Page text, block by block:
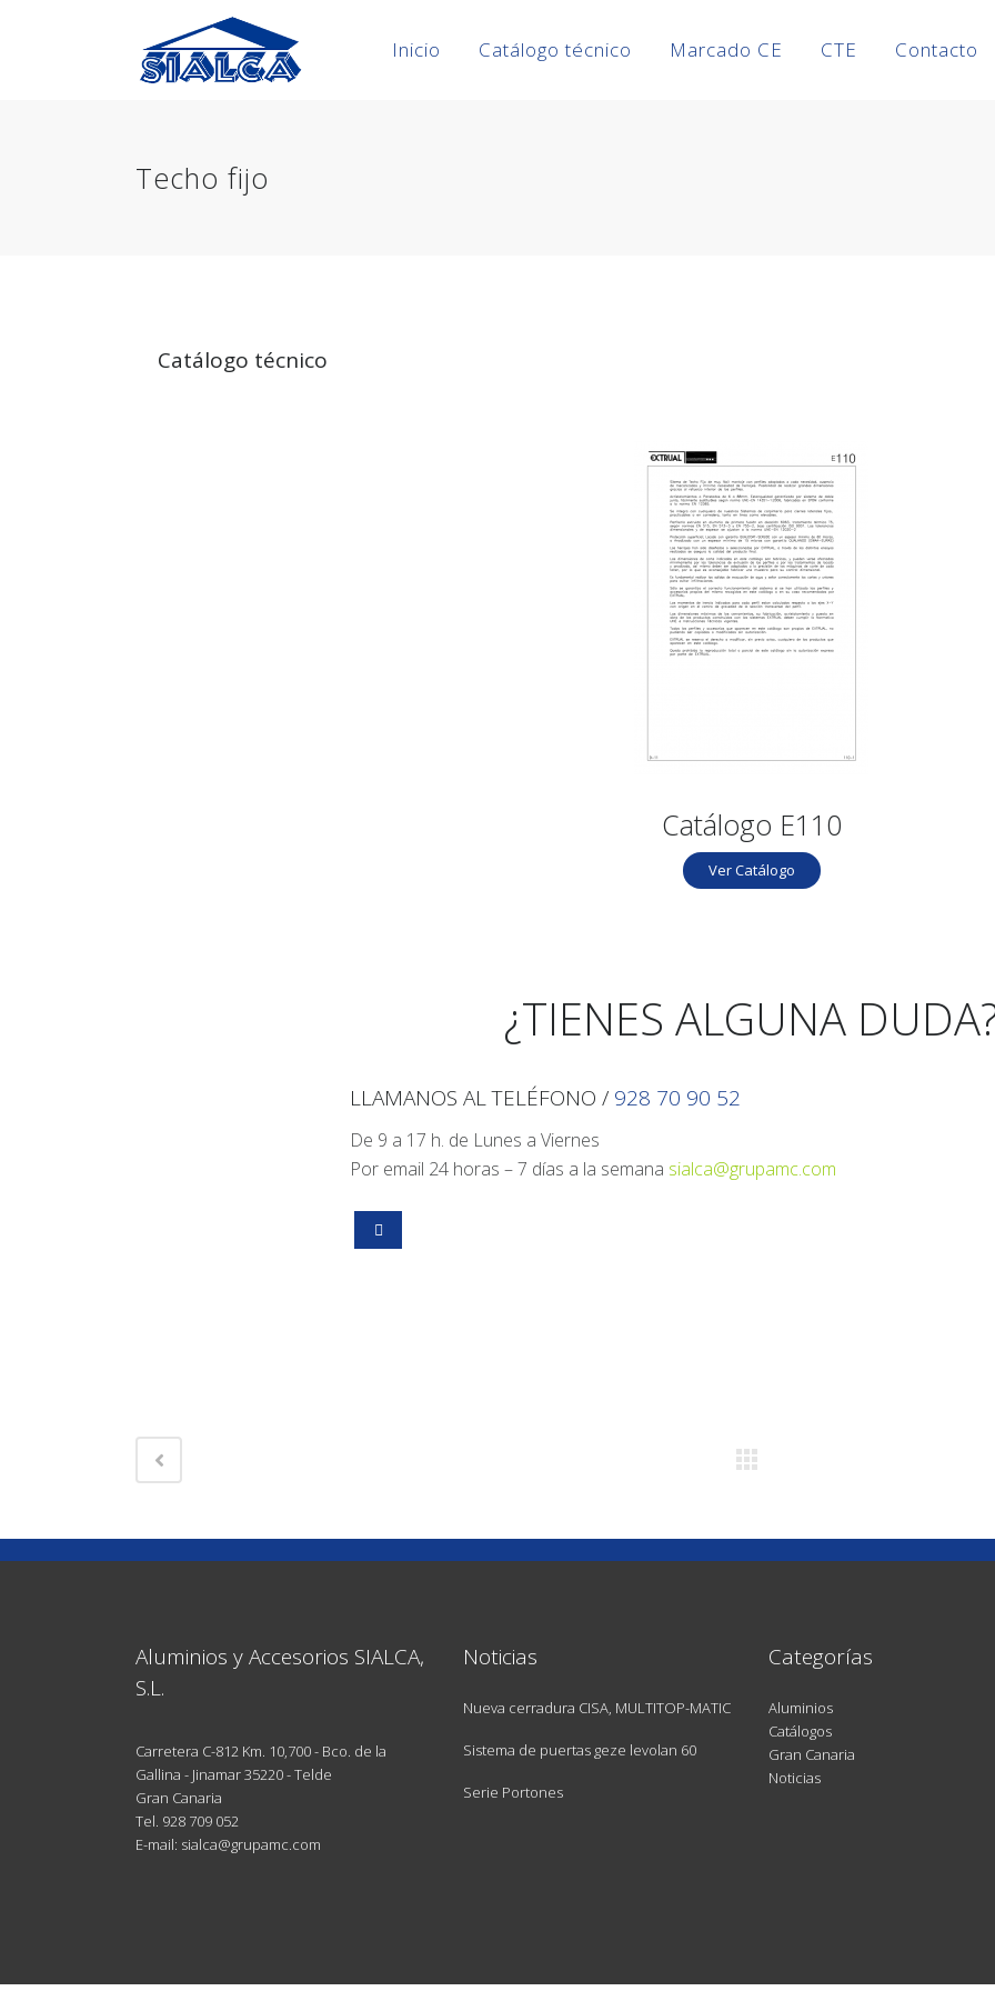
Inicio Catálogo técnico Marcado CE CTE Contacto
Techo fijo
Catálogo técnico
Catálogo E110
Ver Catálogo
¿TIENES ALGUNA
LLAMANOS AL TELÉFONO / 928 70 90 52
De 9 a 17 h. de Lunes a Viernes
Por email 24 horas – 7 días a la semana sialca@grupamc.com
Aluminios y Accesorios SIALCA,
S.L.
Carretera C-812 Km. 10,700 - Bco. de la
Gallina - Jinamar 35220 - Telde
Gran Canaria
Tel. 928 709 052
E-mail: sialca@grupamc.com
Noticias
Nueva cerradura CISA, MULTITOP-MATIC
Sistema de puertas geze levolan 60
Serie Portones
Categorías
Aluminios
Catálogos
Gran Canaria
Noticias